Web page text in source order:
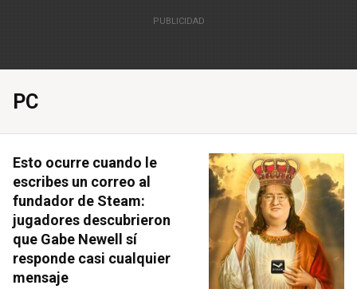
PC
Esto ocurre cuando le
escribes un correo al
fundador de Steam:
jugadores descubrieron
que Gabe Newell sí
responde casi cualquier
mensaje